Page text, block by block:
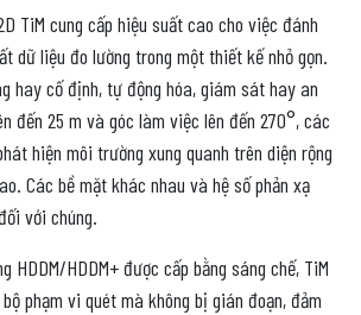
TiM cung cấp hiệu suất cao cho việc đánh
dữ liệu đo lường trong một thiết kế nhỏ gọn.
hay cố định, tự động hóa, giám sát hay an
đến 25 m và góc làm việc lên đến 270°, các
hiện môi trường xung quanh trên diện rộng
Các bề mặt khác nhau và hệ số phản xạ
với chúng.
HDDM/HDDM+ được cấp bằng sáng chế, TiM
phạm vi quét mà không bị gián đoạn, đảm